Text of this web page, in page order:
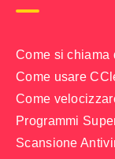
Come si chiama
Come usare
Come
Programmi
Scansione